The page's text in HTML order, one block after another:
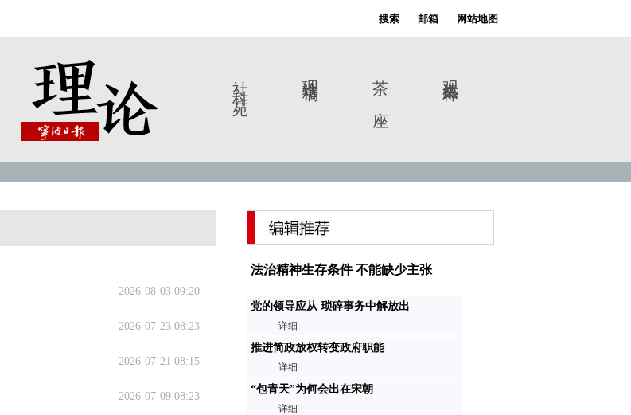
搜索 邮箱 网站地图
社科苑 茶 座
2026-08-03 09:20
2026-07-23 08:23
2026-07-21 08:15
2026-07-09 08:23
法治精神生存条件 不能缺少主张
党的领导应从 琐碎事务中解放出
详细
推进简政放权转变政府职能
详细
“包青天”为何会出在宋朝
详细